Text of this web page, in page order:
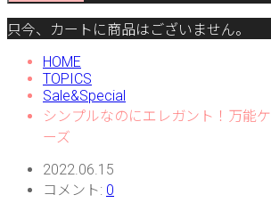
只今、カートに商品はございません。
HOME
TOPICS
Sale&Special
シンプルなのにエレガント！万能
ーズ
2022.06.15
コメント: 0